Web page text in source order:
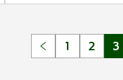
1 2 3